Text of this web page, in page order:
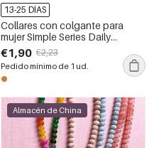
13-25 DÍAS
Collares con colgante para
mujer Simple Series Daily
Droplet Heart Tassel de acero
inoxidable, resistentes al agua,
color dorado y circonita.
€1,90 €2,23
Pedido mínimo de 1 ud.
Almacén de China